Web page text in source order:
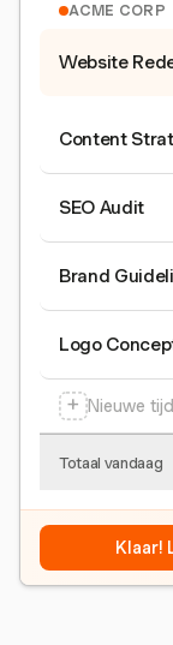
ACME CORP
Website
Content
SEO Audit
Brand
Logo
+ Nieuwe
Totaal vandaag
Klaar!